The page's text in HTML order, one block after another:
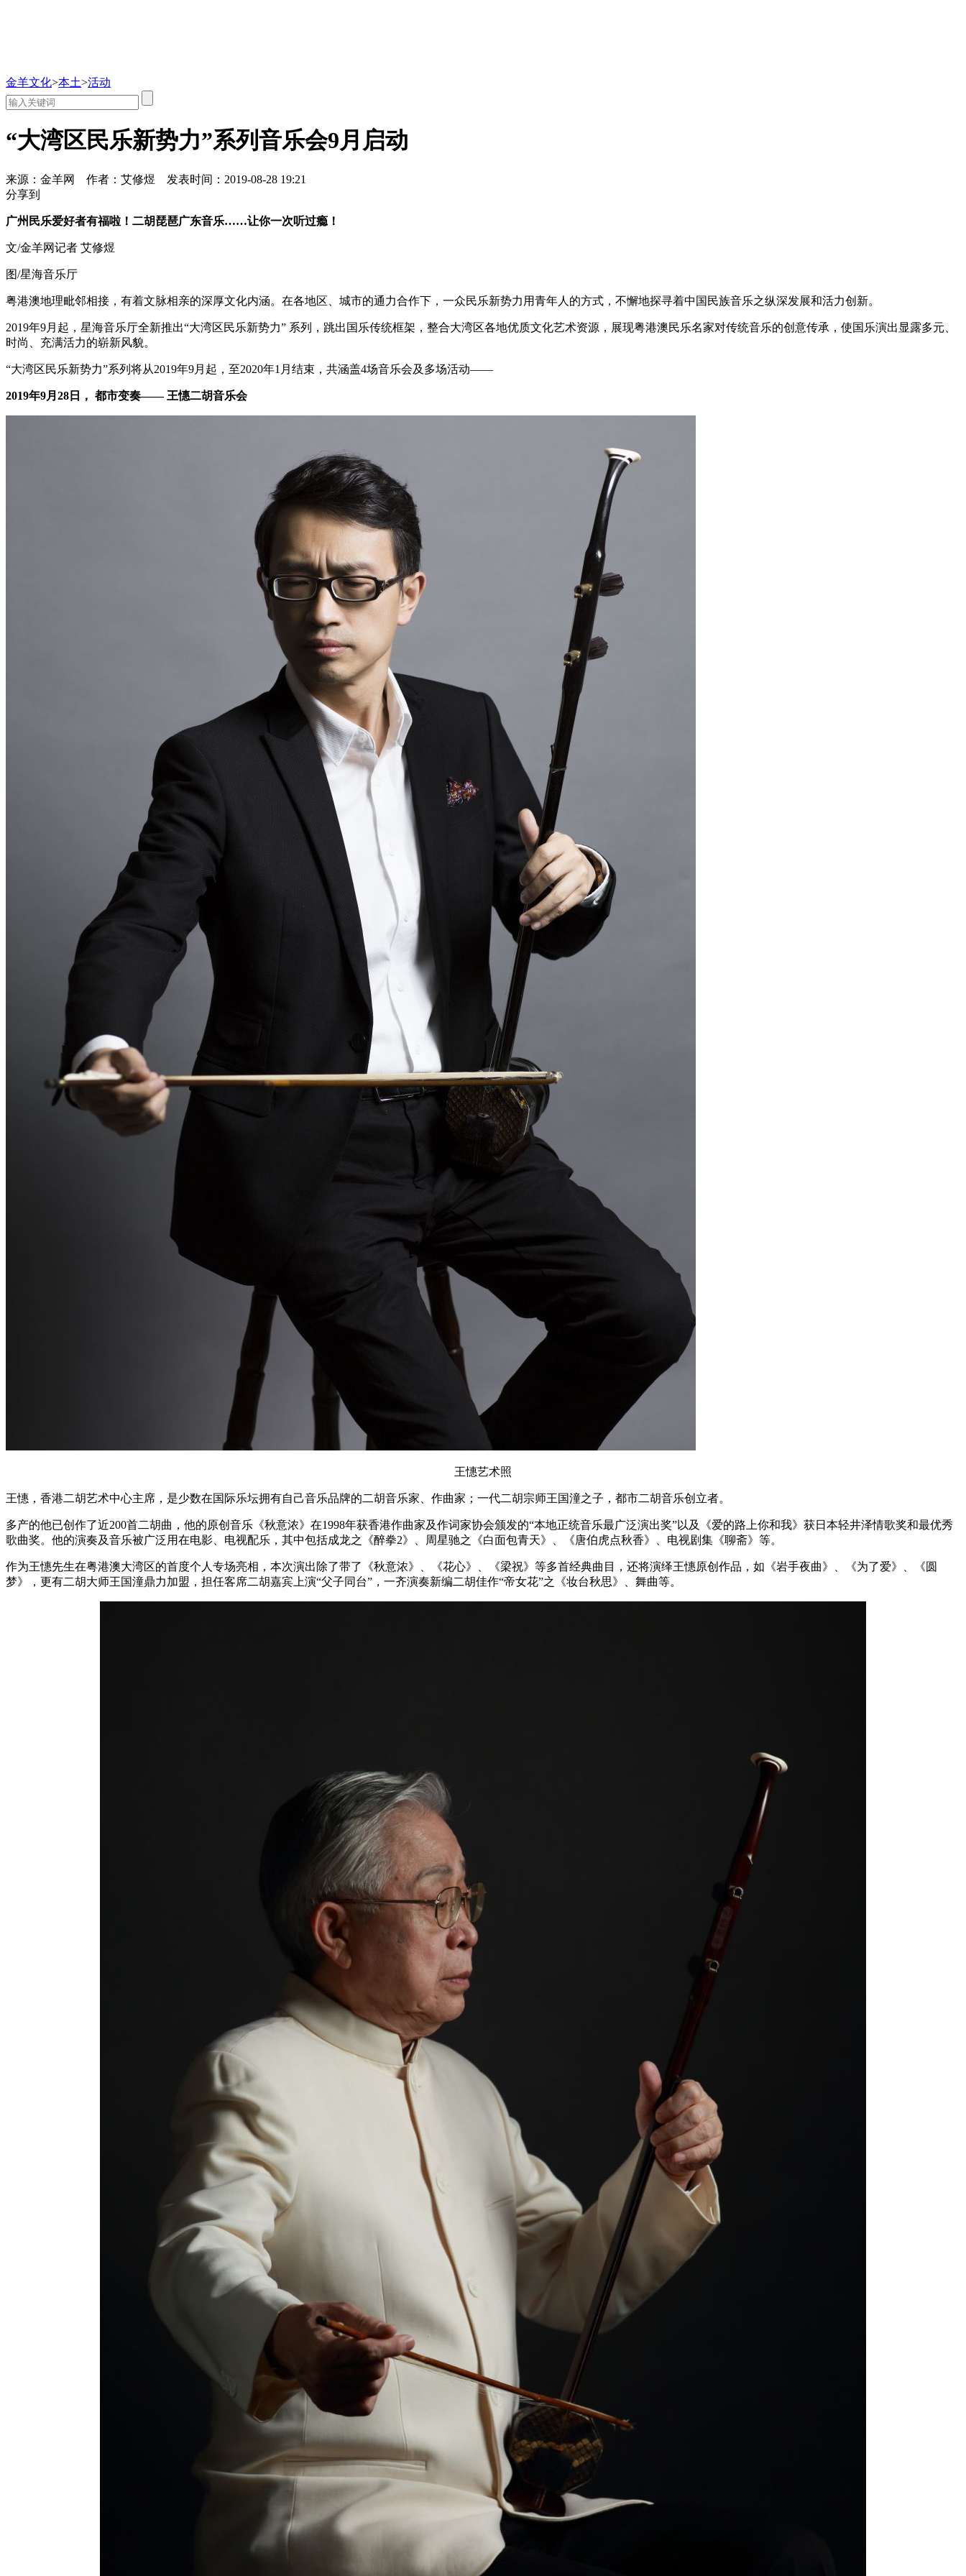
金羊文化>本土>活动
“大湾区民乐新势力”系列音乐会9月启动
来源：金羊网 作者：艾修煜
发表时间：2019-08-28 19:21
分享到
广州民乐爱好者有福啦！二胡琵琶广东音乐……让你一次听过瘾！
文/金羊网记者 艾修煜
图/星海音乐厅
粤港澳地理毗邻相接，有着文脉相亲的深厚文化内涵。在各地区、城市的通力合作下，一众民乐新势力用青年人的方式，不懈地探寻着中国民族音乐之纵深发展和活力创新。
2019年9月起，星海音乐厅全新推出“大湾区民乐新势力” 系列，跳出国乐传统框架，整合大湾区各地优质文化艺术资源，展现粤港澳民乐名家对传统音乐的创意传承，使国乐演出显露多元、
时尚、充满活力的崭新风貌。
“大湾区民乐新势力”系列将从2019年9月起，至2020年1月结束，共涵盖4场音乐会及多场活动——
2019年9月28日， 都市变奏—— 王憓二胡音乐会
王憓艺术照
王憓，香港二胡艺术中心主席，是少数在国际乐坛拥有自己音乐品牌的二胡音乐家、作曲家；一代二胡宗师王国潼之子，都市二胡音乐创立者。
多产的他已创作了近200首二胡曲，他的原创音乐《秋意浓》在1998年获香港作曲家及作词家协会颁发的“本地正统音乐最广泛演出奖”以及《爱的路上你和我》获日本轻井泽情歌奖和最优秀
歌曲奖。他的演奏及音乐被广泛用在电影、电视配乐，其中包括成龙之《醉拳2》、周星驰之《白面包青天》、《唐伯虎点秋香》、电视剧集《聊斋》等。
作为王憓先生在粤港澳大湾区的首度个人专场亮相，本次演出除了带了《秋意浓》、《花心》、《梁祝》等多首经典曲目，还将演绎王憓原创作品，如《岩手夜曲》、《为了爱》、《圆
梦》，更有二胡大师王国潼鼎力加盟，担任客席二胡嘉宾上演“父子同台”，一齐演奏新编二胡佳作“帝女花”之《妆台秋思》、舞曲等。